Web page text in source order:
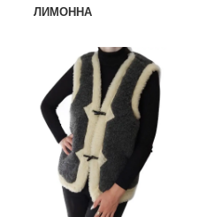
ЛИМОННА